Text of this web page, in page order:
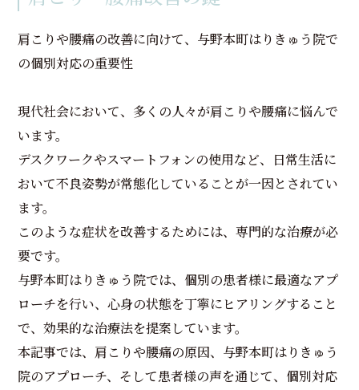
肩こりや腰痛の改善に向けて、与野本町はりきゅう院で
の個別対応の重要性
現代社会において、多くの人々が肩こりや腰痛に悩んで
います。
デスクワークやスマートフォンの使用など、日常生活に
おいて不良姿勢が常態化していることが一因とされてい
ます。
このような症状を改善するためには、専門的な治療が必
要です。
与野本町はりきゅう院では、個別の患者様に最適なアプ
ローチを行い、心身の状態を丁寧にヒアリングすること
で、効果的な治療法を提案しています。
本記事では、肩こりや腰痛の原因、与野本町はりきゅう
院のアプローチ、そして患者様の声を通じて、個別対応